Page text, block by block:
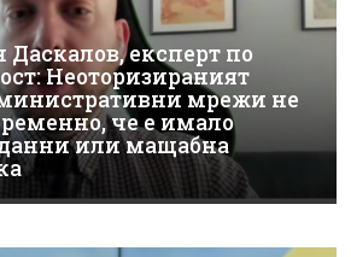
експерт по
Неоторизираният
мрежи не
че е имало
или мащабна